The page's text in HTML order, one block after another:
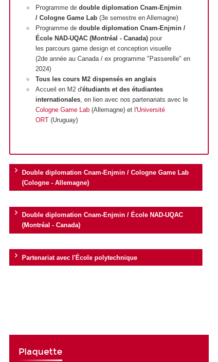
Programme de double diplomation Cnam-Enjmin
/ Cologne Game Lab (3e semestre en Allemagne)
Programme de double diplomation Cnam-Enjmin /
École NAD-UQAC (Montréal - Canada) pour
les parcours game design et conception visuelle
(2de année au Canada / ex programme "Passerelle" en
2024)
Tous les cours M2 dispensés en anglais
Accueil en M2 d'étudiants et des étudiantes
internationales, en lien avec nos partenariats avec le
Cologne Game Lab (Allemagne) et l'Université
ORT (Uruguay)
Double diplomation Cnam-Enjmin / Cologne Game Lab
(Cologne - Allemagne)
Double diplomation Cnam-Enjmin / École NAD-UQAC
(Montréal - Canada)
Partenariat avec l'École polytechnique
Plaquette